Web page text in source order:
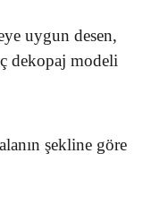
uygun desen,
dekopaj modeli
şekline göre